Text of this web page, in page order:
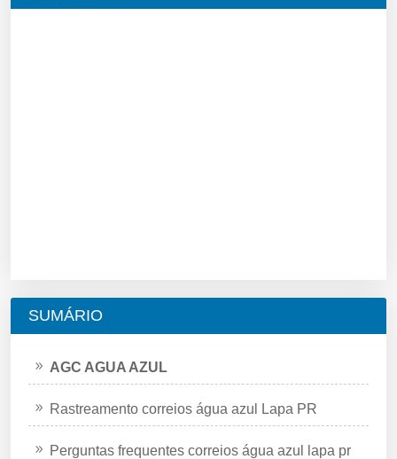
SUMÁRIO
AGC AGUA AZUL
Rastreamento correios água azul Lapa PR
Perguntas frequentes correios água azul lapa pr